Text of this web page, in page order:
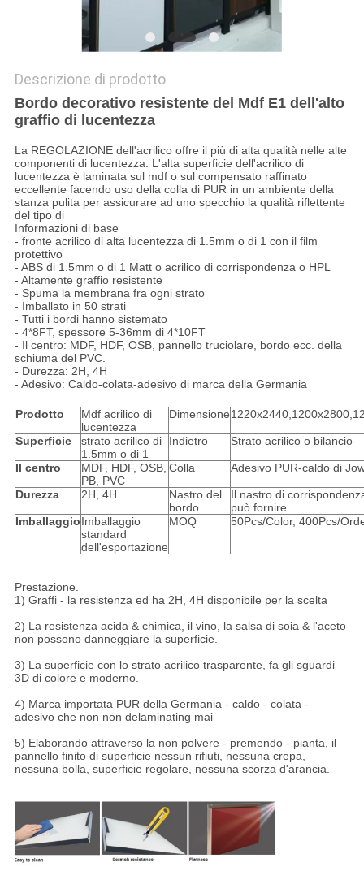
Descrizione di prodotto
Bordo decorativo resistente del Mdf E1 dell'alto
graffio di lucentezza
La REGOLAZIONE dell'acrilico offre il più di alta qualità nelle alte
componenti di lucentezza. L'alta superficie dell'acrilico di
lucentezza è laminata sul mdf o sul compensato raffinato
eccellente facendo uso della colla di PUR in un ambiente della
stanza pulita per assicurare ad uno specchio la qualità riflettente
del tipo di
Informazioni di base
- fronte acrilico di alta lucentezza di 1.5mm o di 1 con il film
protettivo
- ABS di 1.5mm o di 1 Matt o acrilico di corrispondenza o HPL
- Altamente graffio resistente
- Spuma la membrana fra ogni strato
- Imballato in 50 strati
- Tutti i bordi hanno sistemato
- 4*8FT, spessore 5-36mm di 4*10FT
- Il centro: MDF, HDF, OSB, pannello truciolare, bordo ecc. della
schiuma del PVC.
- Durezza: 2H, 4H
- Adesivo: Caldo-colata-adesivo di marca della Germania
Prodotto
Mdf acrilico di
lucentezza
Dimensione
Superficie
strato acrilico di
1.5mm o di 1
Indietro Strato acrilico o bilancio
Il centro
MDF, HDF, OSB,
PB, PVC
Colla Adesivo PUR-caldo di
Durezza 2H, 4H
Nastro del
bordo
Il nastro di
può fornire
ImballaggioImballaggio
standard
dell'esportazione
MOQ 50Pcs/Color, 400Pcs/
Prestazione.
1) Graffi - la resistenza ed ha 2H, 4H disponibile per la scelta
2) La resistenza acida & chimica, il vino, la salsa di soia & l'aceto
non possono danneggiare la superficie.
3) La superficie con lo strato acrilico trasparente, fa gli sguardi
3D di colore e moderno.
4) Marca importata PUR della Germania - caldo - colata -
adesivo che non non delaminating mai
5) Elaborando attraverso la non polvere - premendo - pianta, il
pannello finito di superficie nessun rifiuti, nessuna crepa,
nessuna bolla, superficie regolare, nessuna scorza d'arancia.